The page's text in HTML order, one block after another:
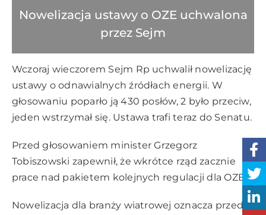
Nowelizacja ustawy o OZE uchwalona
przez Sejm
Wczoraj wieczorem Sejm Rp uchwalił nowelizację
ustawy o odnawialnych źródłach energii. W
głosowaniu poparło ją 430 posłów, 2 było przeciw,
jeden wstrzymał się. Ustawa trafi teraz do Senatu.
Przed głosowaniem minister Grzegorz
Tobiszowski zapewnił, że wkrótce rząd zacznie
prace nad pakietem kolejnych regulacji dla OZE.
Nowelizacja dla branży wiatrowej oznacza przede